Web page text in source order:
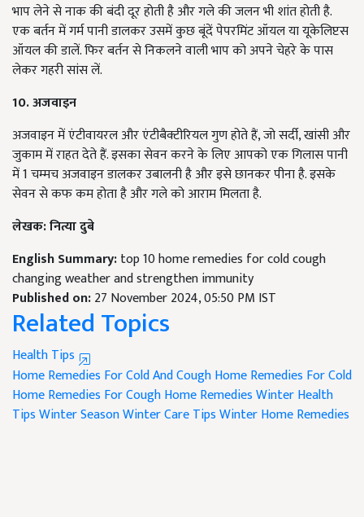
भाप लेने से नाक की बंदी दूर होती है और गले की जलन भी शांत होती है.
एक बर्तन में गर्म पानी डालकर उसमें कुछ बूंदें पेपरमिंट ऑयल या यूकेलिप्टस
ऑयल की डालें. फिर बर्तन से निकलने वाली भाप को अपने चेहरे के पास
लेकर गहरी सांस लें.
10. अजवाइन
अजवाइन में एंटीवायरल और एंटीबैक्टीरियल गुण होते हैं, जो सर्दी, खांसी और
जुकाम में राहत देते हैं. इसका सेवन करने के लिए आपको एक गिलास पानी
में 1 चम्मच अजवाइन डालकर उबालनी है और इसे छानकर पीना है. इसके
सेवन से कफ कम होता है और गले को आराम मिलता है.
लेखक: नित्या दुबे
English Summary:top 10 home remedies for cold cough
changing weather and strengthen immunity
Published on:27 November 2024, 05:50 PM IST
Related Topics
Health Tips
Home Remedies For Cold And CoughHome Remedies For Cold
Home Remedies For CoughHome RemediesWinter Health
TipsWinter SeasonWinter Care TipsWinter Home Remedies